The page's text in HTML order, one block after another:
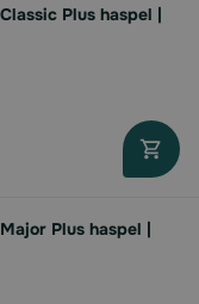
Plus haspel |
Plus haspel |